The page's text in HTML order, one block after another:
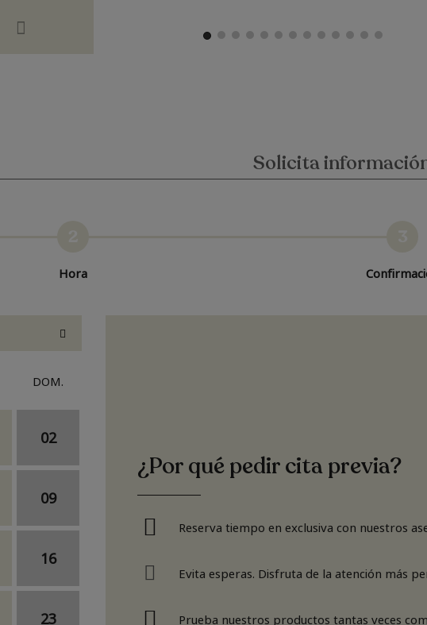
Solicita
Hora
DOM.
02
09
16
23
¿Por qué pedir cita previa?
Reserva tiempo en exclusiva con nuestros
Evita esperas. Disfruta de la atención más
Prueba nuestros productos tantas veces